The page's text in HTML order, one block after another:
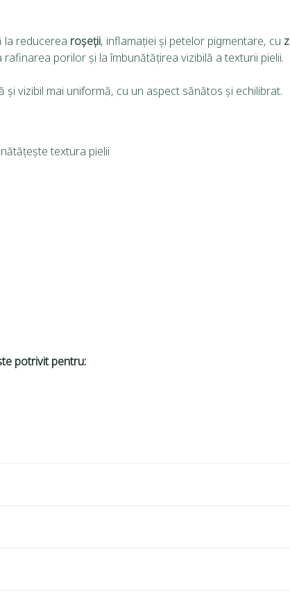
la reducerea roșeții, inflamației și petelor pigmentare, cu
porilor și la îmbunătățirea vizibilă a texturii pielii.
și vizibil mai uniformă, cu un aspect sănătos și echilibrat.
textura pielii
potrivit pentru: